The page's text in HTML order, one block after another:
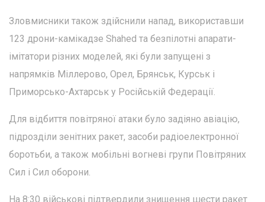
Зловмисники також здійснили напад, використавши
123 дрони-камікадзе Shahed та безпілотні апарати-
імітатори різних моделей, які були запущені з
напрямків Міллерово, Орел, Брянськ, Курськ і
Приморсько-Ахтарськ у Російській Федерації.
Для відбиття повітряної атаки було задіяно авіацію,
підрозділи зенітних ракет, засоби радіоелектронної
боротьби, а також мобільні вогневі групи Повітряних
Сил і Сил оборони.
На 8:30 військові підтвердили знищення шести ракет